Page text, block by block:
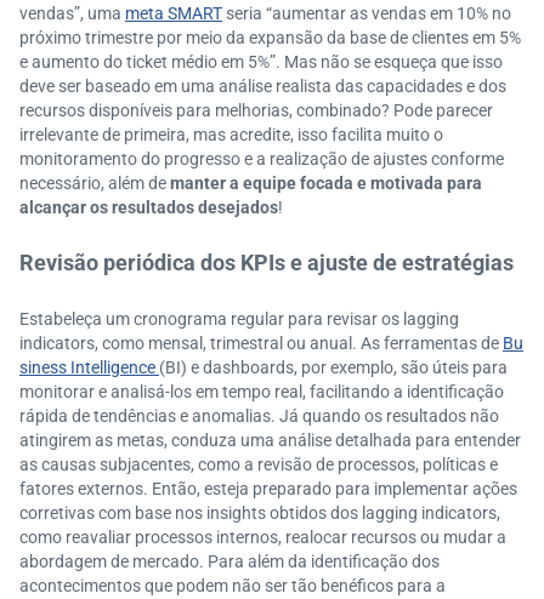
vendas”, uma meta SMART seria “aumentar as vendas em 10% no
próximo trimestre por meio da expansão da base de clientes em 5%
e aumento do ticket médio em 5%”. Mas não se esqueça que isso
deve ser baseado em uma análise realista das capacidades e dos
recursos disponíveis para melhorias, combinado? Pode parecer
irrelevante de primeira, mas acredite, isso facilita muito o
monitoramento do progresso e a realização de ajustes conforme
necessário, além demanter a equipe focada e motivada para
alcançar os resultados desejados!
Revisão periódica dos KPIs e ajuste de estratégias
Estabeleça um cronograma regular para revisar os lagging
indicators, como mensal, trimestral ou anual. As ferramentas de Bu
siness Intelligence (BI) e dashboards, por exemplo, são úteis para
monitorar e analisá-los em tempo real, facilitando a identificação
rápida de tendências e anomalias. Já quando os resultados não
atingirem as metas, conduza uma análise detalhada para entender
as causas subjacentes, como a revisão de processos, políticas e
fatores externos. Então, esteja preparado para implementar ações
corretivas com base nos insights obtidos dos lagging indicators,
como reavaliar processos internos, realocar recursos ou mudar a
abordagem de mercado. Para além da identificação dos
acontecimentos que podem não ser tão benéficos para a